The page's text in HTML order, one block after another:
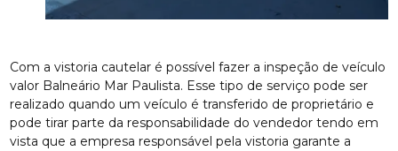
Com a vistoria cautelar é possível fazer a inspeção de veículo
valor Balneário Mar Paulista. Esse tipo de serviço pode ser
realizado quando um veículo é transferido de proprietário e
pode tirar parte da responsabilidade do vendedor tendo em
vista que a empresa responsável pela vistoria garante a